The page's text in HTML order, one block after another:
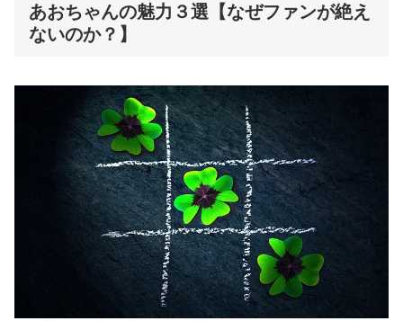
あおちゃんの魅力３選【なぜファンが絶え
ないのか？】